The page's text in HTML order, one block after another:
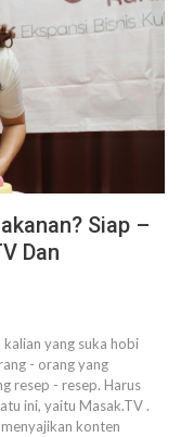
Siap –
Dan
yang suka hobi
- orang yang
resep - resep. Harus
ini, yaitu Masak.TV .
konten